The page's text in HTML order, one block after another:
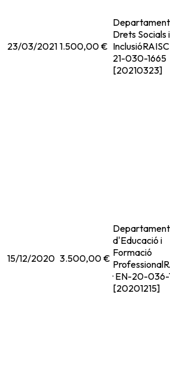
23/03/2021 1.500,00 €
Drets Socials i
InclusióRAISC
21-030-1665
[20210323]
15/12/2020 3.500,00 €
Departament
d'Educació i
Formació
Professional
· EN-20-036-
[20201215]